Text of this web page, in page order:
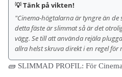
💡 Tänk på vikten!
"Cinema-högtalarna är tyngre än de
detta fäste är slimmat så är det
vägg. Se till att använda rejäla
allra helst skruva direkt i en regel för
🧱 SLIMMAD PROFIL: För